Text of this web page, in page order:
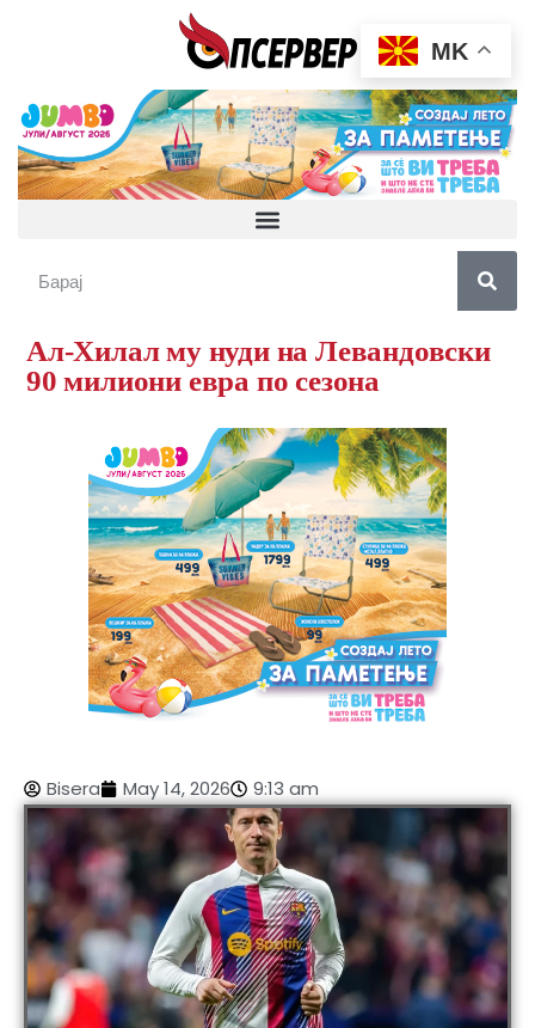
Ал-Хилал му нуди на Левандовски
90 милиони евра по сезона
Bisera May 14, 2026 9:13 am
MK